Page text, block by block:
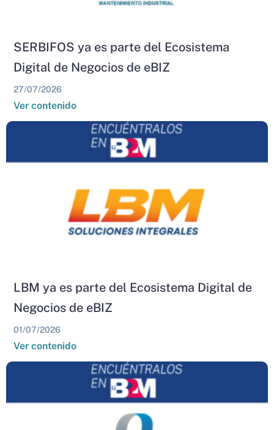
SERBIFOS ya es parte del Ecosistema
Digital de Negocios de eBIZ
27/07/2026
Ver contenido
LBM ya es parte del Ecosistema Digital de
Negocios de eBIZ
01/07/2026
Ver contenido